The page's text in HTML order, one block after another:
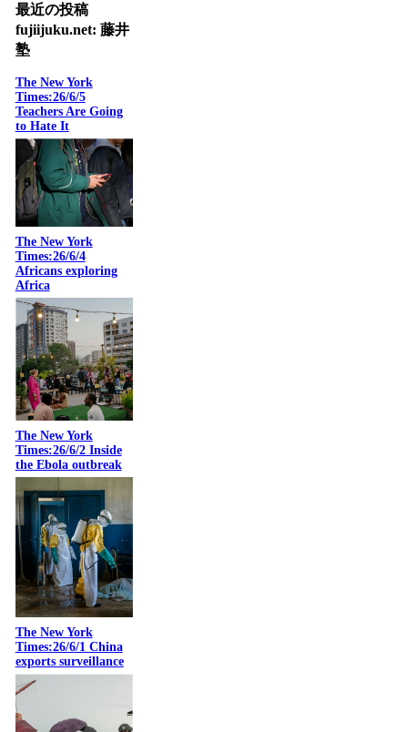
最近の投稿
fujiijuku.net: 藤井
塾
The New York
Times:26/6/5
Teachers Are Going
to Hate It
The New York
Times:26/6/4
Africans exploring
Africa
The New York
Times:26/6/2 Inside
the Ebola outbreak
The New York
Times:26/6/1 China
exports surveillance